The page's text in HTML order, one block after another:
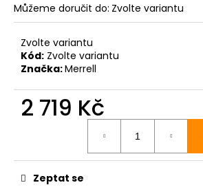
Můžeme doručit do: Zvolte variantu
Zvolte variantu
Kód: Zvolte variantu
Značka:Merrell
2 719 Kč
Zeptat se